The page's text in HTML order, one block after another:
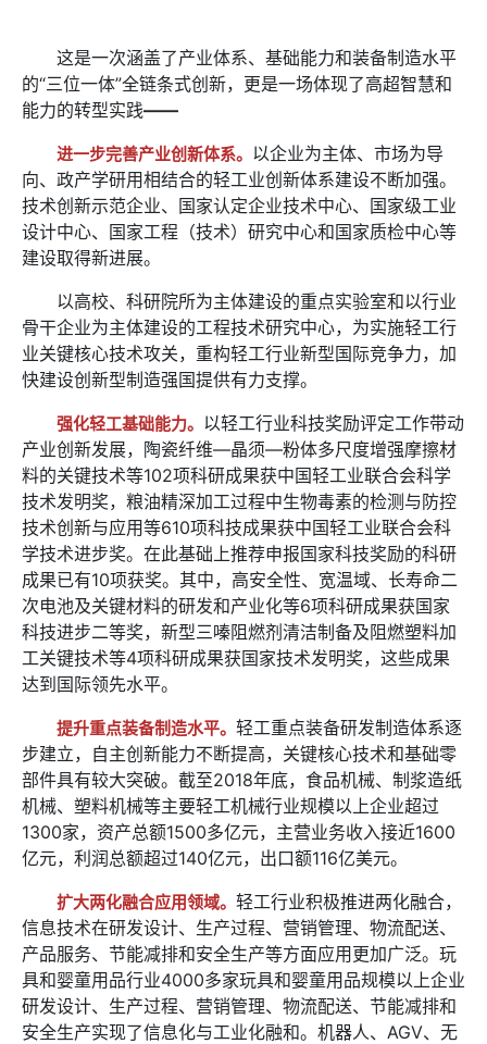
工信部智能制造试点示范项目，50多家企业被列入两
化融化贯标试点单位。
这是一次涵盖了产业体系、基础能力和装备制造水平
的“三位一体”全链条式创新，更是一场体现了高超智慧和
能力的转型实践——
进一步完善产业创新体系。 以企业为主体、市场为导
向、政产学研用相结合的轻工业创新体系建设不断加强。
技术创新示范企业、国家认定企业技术中心、国家级工业
设计中心、国家工程（技术）研究中心和国家质检中心等
建设取得新进展。
以高校、科研院所为主体建设的重点实验室和以行业
骨干企业为主体建设的工程技术研究中心，为实施轻工行
业关键核心技术攻关，重构轻工行业新型国际竞争力，加
快建设创新型制造强国提供有力支撑。
强化轻工基础能力。 以轻工行业科技奖励评定工作带动
产业创新发展，陶瓷纤维—晶须—粉体多尺度增强摩擦材
料的关键技术等102项科研成果获中国轻工业联合会科学
技术发明奖，粮油精深加工过程中生物毒素的检测与防控
技术创新与应用等610项科技成果获中国轻工业联合会科
学技术进步奖。在此基础上推荐申报国家科技奖励的科研
成果已有10项获奖。其中，高安全性、宽温域、长寿命二
次电池及关键材料的研发和产业化等6项科研成果获国家
科技进步二等奖，新型三嗪阻燃剂清洁制备及阻燃塑料加
工关键技术等4项科研成果获国家技术发明奖，这些成果
达到国际领先水平。
提升重点装备制造水平。 轻工重点装备研发制造体系逐
步建立，自主创新能力不断提高，关键核心技术和基础零
部件具有较大突破。截至2018年底，食品机械、制浆造纸
机械、塑料机械等主要轻工机械行业规模以上企业超过
1300家，资产总额1500多亿元，主营业务收入接近1600
亿元，利润总额超过140亿元，出口额116亿美元。
扩大两化融合应用领域。 轻工行业积极推进两化融合，
信息技术在研发设计、生产过程、营销管理、物流配送、
产品服务、节能减排和安全生产等方面应用更加广泛。玩
具和婴童用品行业4000多家玩具和婴童用品规模以上企业
研发设计、生产过程、营销管理、物流配送、节能减排和
安全生产实现了信息化与工业化融和。机器人、AGV、无